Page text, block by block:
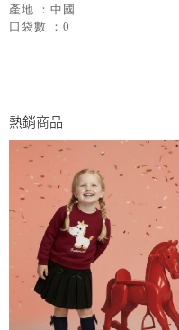
產地 ：中國
口袋數 ：0
熱銷商品